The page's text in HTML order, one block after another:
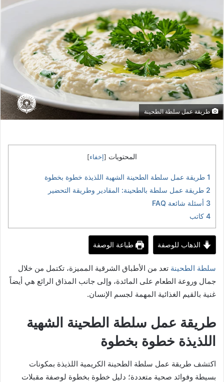
طريقة عمل سلطة الطحينة
المحتويات [ إخفاء]
1 طريقة عمل سلطة الطحينة الشهية اللذيذة خطوة بخطوة
2 طريقة عمل سلطة بالطحينة: المقادير وطريقة التحضير
3 أسئلة شائعة FAQ
4 كاتب
الذهاب للوصفة طباعة الوصفة
سلطة الطحينة تعد من الأطباق الشرقية المميزة، تكتمل من خلال
جمال وروعة الطعام على المائدة، وإلى جانب المذاق الرائع هي أيضاً
غنية بالقيم الغذائية المهمة لجسم الإنسان.
طريقة عمل سلطة الطحينة الشهية
اللذيذة خطوة بخطوة
اكتشف طريقة عمل سلطة الطحينة الكريمية اللذيذة بمكونات
بسيطة وفوائد صحية متعددة؛ دليل خطوة بخطوة لوصفة مقبلات